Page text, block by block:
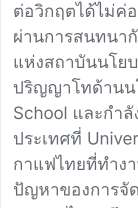
ต่อวิกฤตได้ไม่ค่
ผ่านการสนทนา
แห่งสถาบันนโย
ปริญญาโทด้านน
School และกำ
ประเทศที่
กาแฟไทยที่ทำง
ปัญหาของการจั